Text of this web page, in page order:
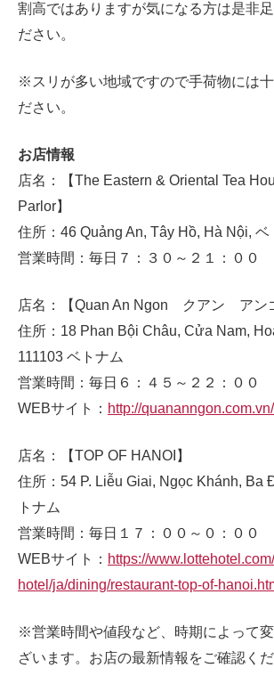
割高ではありますが気になる方は是非
ださい。
※スリが多い地域ですので手荷物には十
ださい。
お店情報
店名：【The Eastern & Oriental Tea
Parlor】
住所：46 Quảng An, Tây Hồ, Hà Nội, ベ
営業時間：毎日７：３０～２１：００
店名：【Quan An Ngon クアン アン
住所：18 Phan Bội Châu, Cửa Nam,
111103 ベトナム
営業時間：毎日６：４５～２２：００
WEBサイト： http://quananngon.com.vn/
店名：【TOP OF HANOI】
住所：54 P. Liễu Giai, Ngọc Khánh, Ba
トナム
営業時間：毎日１７：００～０：００
WEBサイト： https://
hotel/ja/dining/restaurant-top-of-
※営業時間や値段など、時期によって
ざいます。お店の最新情報をご確認くだ